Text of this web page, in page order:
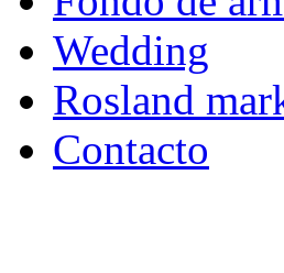
Wedding
Rosland
Contacto